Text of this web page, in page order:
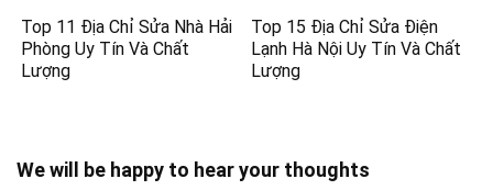
Top 11 Địa Chỉ Sửa Nhà Hải
Phòng Uy Tín Và Chất
Lượng
Top 15 Địa Chỉ Sửa Điện
Lạnh Hà Nội Uy Tín Và Chất
Lượng
We will be happy to hear your thoughts